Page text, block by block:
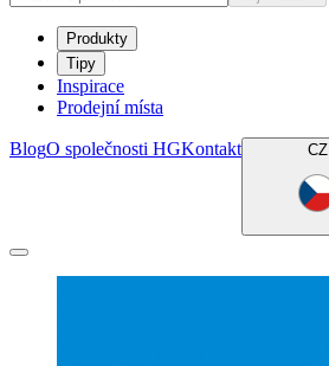
Produkty
Tipy
Inspirace
Prodejní místa
BlogO společnosti HGKontakt CZ